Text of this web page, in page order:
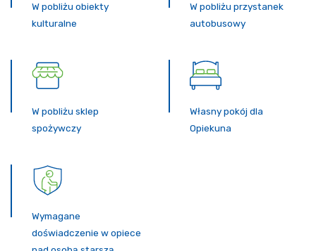
W pobliżu obiekty
kulturalne
W pobliżu przystanek
autobusowy
W pobliżu sklep
spożywczy
Własny pokój dla
Opiekuna
Wymagane
doświadczenie w opiece